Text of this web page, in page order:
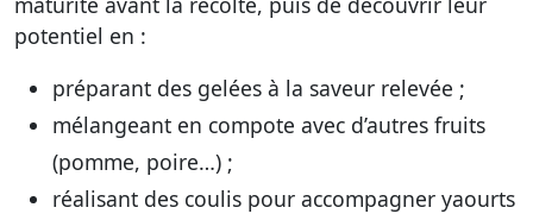
potentiel en :
préparant des gelées à la saveur relevée ;
mélangeant en compote avec d’autres fruits
(pomme, poire…) ;
réalisant des coulis pour accompagner yaourts